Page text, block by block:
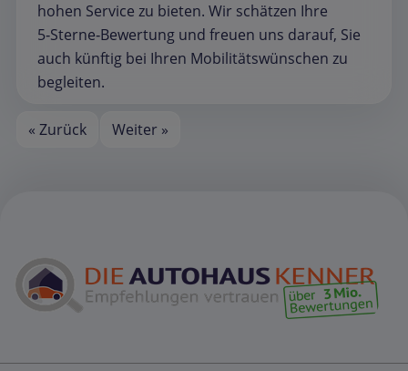
hohen Service zu bieten. Wir schätzen Ihre
5‑Sterne‑Bewertung und freuen uns darauf, Sie
auch künftig bei Ihren Mobilitätswünschen zu
begleiten.
« Zurück Weiter »